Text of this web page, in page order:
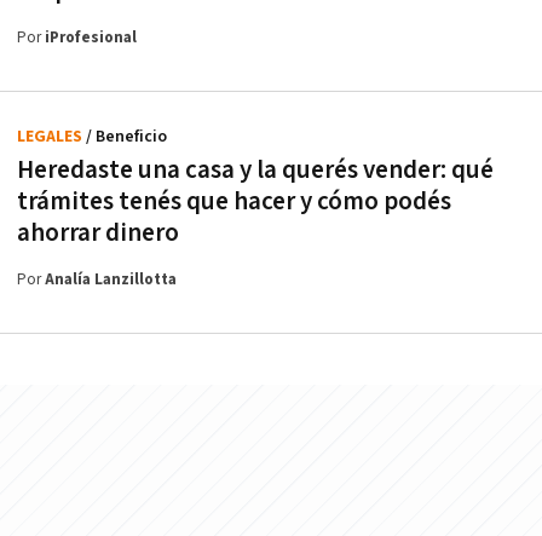
PoriProfesional
Heredaste una casa y la querés vender: qué
trámites tenés que hacer y cómo podés
ahorrar dinero
LEGALES / Beneficio
PorAnalía Lanzillotta